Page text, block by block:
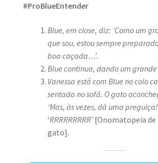
#ProBlueEntender
Blue, em close, diz: ‘Como um
que sou, estou sempre
boa caçada…’.
Blue continua, dando um
Vanessa está com Blue no colo
sentada no sofá. O gato
‘Mas, às vezes, dá uma
‘RRRRRRRRR’[Onomatopeia de
gato].